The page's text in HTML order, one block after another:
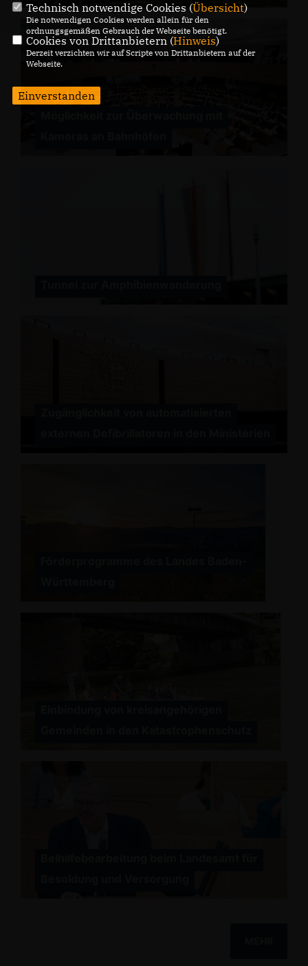
Technisch notwendige Cookies (Übersicht)
Die notwendigen Cookies werden allein für den
ordnungsgemäßen Gebrauch der Webseite benötigt.
Cookies von Drittanbietern (Hinweis)
Derzeit verzichten wir auf Scripte von Drittanbietern auf der
Webseite.
Einverstanden